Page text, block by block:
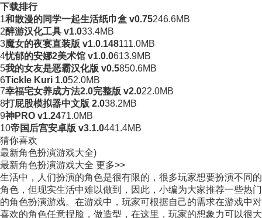
下载排行
1和散漫的同学一起生活纸巾盒 v0.75246.6MB
2醉游汉化工具 v1.033.4MB
3魔女的夜宴直装版 v1.0.148111.0MB
4忧郁的安娜2美术馆 v1.0.0613.9MB
5我的女友是恶霸汉化版 v0.5850.6MB
6Tickle Kuri 1.052.0MB
7幸福宅女养成方法2.0完整版 v2.022.0MB
8打屁股模拟器中文版 2.038.2MB
9神PRO v1.2471.0MB
10帝国后宫安卓版 v3.1.0441.4MB
猜你喜欢
最新角色扮演游戏大全)
最新角色扮演游戏大全 更多>>
生活中，人们扮演的角色是很有限的，很多玩家想要扮演不同的
角色，但现实生活中难以做到，因此，小编为大家推荐一些热门
的角色扮演游戏。在游戏中，玩家可根据自己的需求在游戏中对
喜欢的角色任意捏脸，做造型，在这里，玩家的想象力可以很大